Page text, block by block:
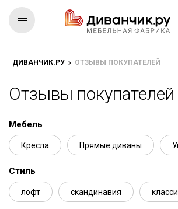
ДИВАНЧИК.РУ ОТЗЫВЫ ПОКУПАТЕЛЕЙ
Отзывы покупателей
Мебель
Кресла Прямые диваны
Стиль
лофт скандинавия
коллекция